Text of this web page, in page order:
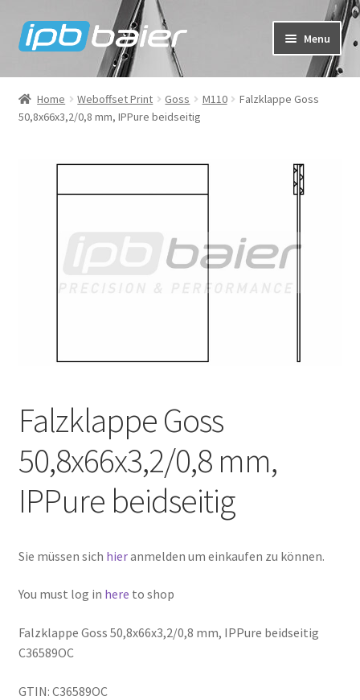
Skip
to
Skip
to
Menu
My Account
Cart
Checkout
Home Weboffset Print Goss M110
Falzklappe Goss
50,8x66x3,2/0,8 mm, IPPure beidseitig
Falzklappe Goss
50,8x66x3,2/0,8 mm,
IPPure beidseitig
Sie müssen sich hieranmelden um einkaufen zu können.
You must log in here to shop
Falzklappe Goss 50,8x66x3,2/0,8 mm, IPPure beidseitig
C36589OC
GTIN: C36589OC